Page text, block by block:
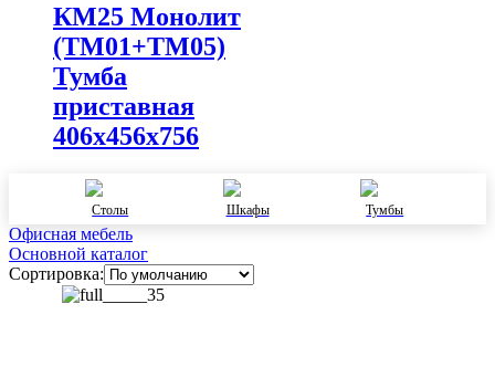
странице
товара.
КМ25 Монолит
(ТМ01+ТМ05)
Тумба
приставная
406х456х756
Столы Шкафы Тумбы
Офисная мебель
Основной каталог
Сортировка: